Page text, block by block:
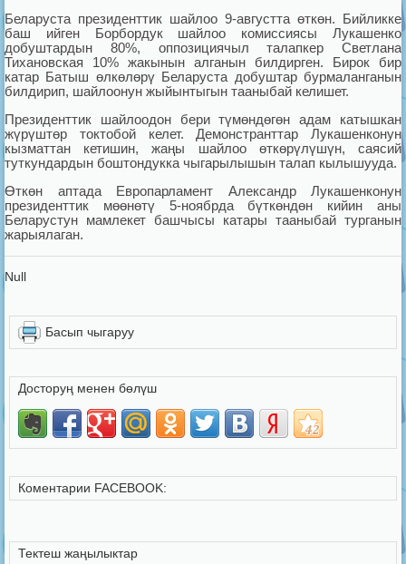
Беларуста президенттик шайлоо 9-августта өткөн. Бийликке
баш ийген Борбордук шайлоо комиссиясы Лукашенко
добуштардын 80%, оппозициячыл талапкер Светлана
Тихановская 10% жакынын алганын билдирген. Бирок бир
катар Батыш өлкөлөрү Беларуста добуштар бурмаланганын
билдирип, шайлоонун жыйынтыгын тааныбай келишет.
Президенттик шайлоодон бери түмөндөгөн адам катышкан
жүрүштөр токтобой келет. Демонстранттар Лукашенконун
кызматтан кетишин, жаңы шайлоо өткөрүлүшүн, саясий
туткундардын боштондукка чыгарылышын талап кылышууда.
Өткөн аптада Европарламент Александр Лукашенконун
президенттик мөөнөтү 5-ноябрда бүткөндөн кийин аны
Беларустун мамлекет башчысы катары тааныбай турганын
жарыялаган.
Null
Басып чыгаруу
Досторуң менен бөлүш
Коментарии FACEBOOK:
Тектеш жаңылыктар